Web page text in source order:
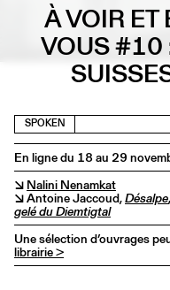
À VOIR ET
VOUS #10
SPOKEN
En ligne du 18 au 29
↘ Nalini Nenamkat
↘ Antoine Jaccoud,Désalpe
gelé du Diemtigtal
Une sélection d’ouvrages
librairie >